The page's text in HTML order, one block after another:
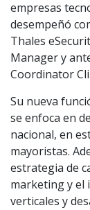
empresas
desempeñó
Thales
Manager y
Coordinator
Su nueva
se enfoca en
nacional, en
mayoristas.
estrategia de
marketing y el
verticales y